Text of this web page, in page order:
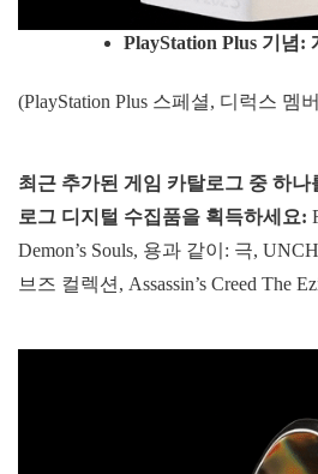
PlayStation Plus 기념 :
(PlayStation Plus 스페셜, 디럭스 멤
최근 추가된 게임 카탈로그 중 하
로그 디지털 수집품을 획득하세요:
Demon’s Souls, 용과 같이: 극,
브즈 컬렉션, Assassin’s Creed The